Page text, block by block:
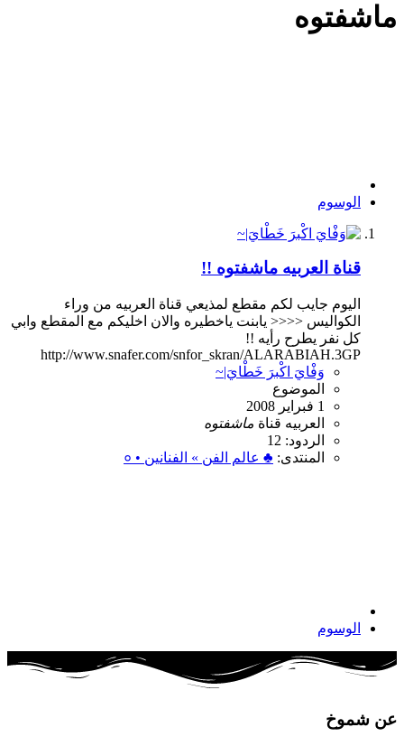
ماشفتوه
الوسوم
قناة العربيه ماشفتوه !!
اليوم جايب لكم مقطع لمذيعي قناة العربيه من وراء
الكواليس <<<< يابنت ياخطيره والان اخليكم مع المقطع وابي
كل نفر يطرح رأيه !!
http://www.snafer.com/snfor_skran/ALARABIAH.3GP
وَفْايَ اكْبرَ خَطْايَ|~
الموضوع
1 فبراير 2008
العربيه قناة ماشفتوه
الردود: 12
المنتدى: ♣ عالم الفن » الفنانين • ०
الوسوم
عن شموخ